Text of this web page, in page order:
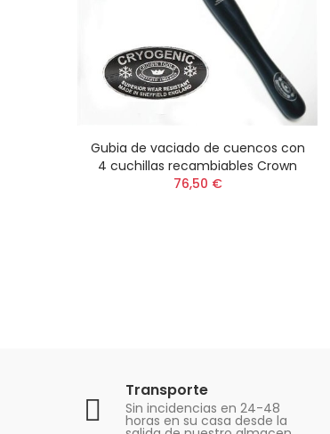
Gubia de vaciado de cuencos con
4 cuchillas recambiables Crown
76,50 €
Transporte
Sin incidencias en 24-48
horas en su casa desde la